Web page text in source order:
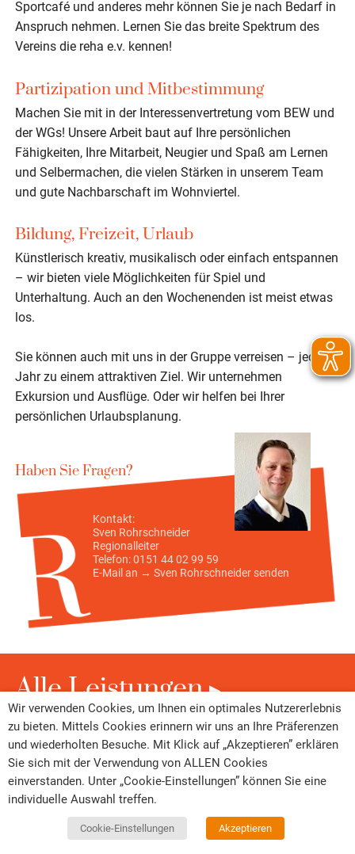
Sportcafé und anderes mehr können Sie je nach Bedarf in
Anspruch nehmen. Lernen Sie das breite Spektrum des
Vereins die reha e.v. kennen!
Partizipation und Mitbestimmung
Machen Sie mit in der Interessenvertretung vom BEW und
der WGs! Unsere Arbeit baut auf Ihre persönlichen
Fähigkeiten, Ihre Mitarbeit, Neugier und Spaß am Lernen
und Selbermachen, die vielen Stärken in unserem Team
und gute Nachbarschaft im Wohnviertel.
Bildung, Freizeit, Urlaub
Künstlerisch kreativ, musikalisch oder einfach entspannen
– wir bieten viele Möglichkeiten für Spiel und
Unterhaltung. Auch an den Wochenenden ist meist etwas
los.
Sie können auch mit uns in der Gruppe verreisen – jedes
Jahr zu einem attraktiven Ziel. Wir unternehmen
Exkursion und Ausflüge. Oder wir helfen bei Ihrer
persönlichen Urlaubsplanung.
Haben Sie Fragen?
Kontakt:
Sven Rohrschneider
Regionalleiter
Telefon: 0151 44 02 99 59
E-Mail an →Sven Rohrschneider senden
Alle Leistungen
Wir verwenden Cookies, um Ihnen ein optimales Nutzererlebnis
zu bieten. Mittels Cookies erinnern wir uns an Ihre Präferenzen
und wiederholten Besuche. Mit Klick auf „Akzeptieren” erklären
Sie sich mit der Verwendung von ALLEN Cookies
einverstanden. Unter „Cookie-Einstellungen” können Sie eine
individuelle Auswahl treffen.
Cookie-Einstellungen Akzeptieren